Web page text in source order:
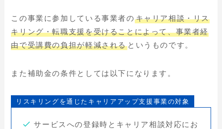
この事業に参加している事業者の キャリア相談・リス
キリング・転職支援を受けることによって、事業者経
由で受講費の負担が軽減されるというものです。
また補助金の条件としては以下になります。
リスキリングを通じたキャリアアップ支援事業の対象
サービスへの登録時とキャリア相談対応にお